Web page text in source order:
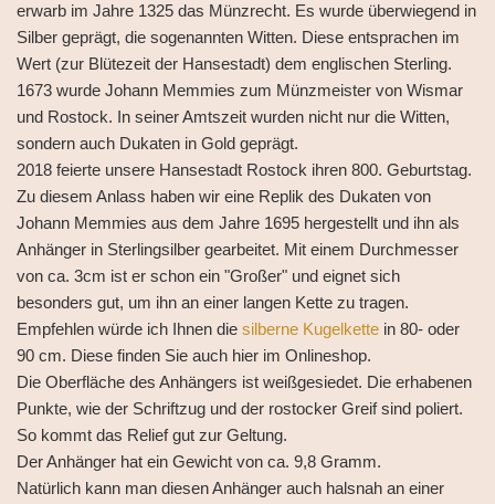
erwarb im Jahre 1325 das Münzrecht. Es wurde überwiegend in
Silber geprägt, die sogenannten Witten. Diese entsprachen im
Wert (zur Blütezeit der Hansestadt) dem englischen Sterling.
1673 wurde Johann Memmies zum Münzmeister von Wismar
und Rostock. In seiner Amtszeit wurden nicht nur die Witten,
sondern auch Dukaten in Gold geprägt.
2018 feierte unsere Hansestadt Rostock ihren 800. Geburtstag.
Zu diesem Anlass haben wir eine Replik des Dukaten von
Johann Memmies aus dem Jahre 1695 hergestellt und ihn als
Anhänger in Sterlingsilber gearbeitet. Mit einem Durchmesser
von ca. 3cm ist er schon ein "Großer" und eignet sich
besonders gut, um ihn an einer langen Kette zu tragen.
Empfehlen würde ich Ihnen die silberne Kugelkette in 80- oder
90 cm. Diese finden Sie auch hier im Onlineshop.
Die Oberfläche des Anhängers ist weißgesiedet. Die erhabenen
Punkte, wie der Schriftzug und der rostocker Greif sind poliert.
So kommt das Relief gut zur Geltung.
Der Anhänger hat ein Gewicht von ca. 9,8 Gramm.
Natürlich kann man diesen Anhänger auch halsnah an einer